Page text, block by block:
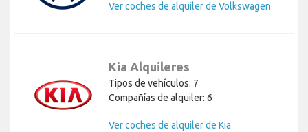
Ver coches de alquiler de Volkswagen
Kia Alquileres
Tipos de vehículos: 7
Compañías de alquiler: 6
Ver coches de alquiler de Kia